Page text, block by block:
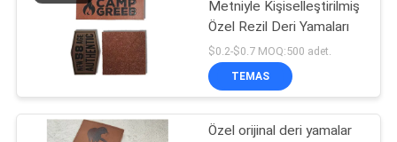
PRIVACY
POLICY
Metniyle Kişiselleştirilmiş
Özel Rezil Deri Yamaları
$0.2-$0.7 MOQ:500 adet.
TEMAS
Özel orijinal deri yamalar